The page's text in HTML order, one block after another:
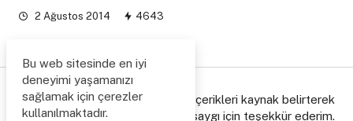
2 Ağustos 2014 4643
© Copyright 2006/2026. Lütfen içerikleri kaynak belirterek
paylaşınız, emeğe gösterdiğiniz saygı için teşekkür ederim.
Bu web sitesinde en iyi
deneyimi yaşamanızı
sağlamak için çerezler
kullanılmaktadır.